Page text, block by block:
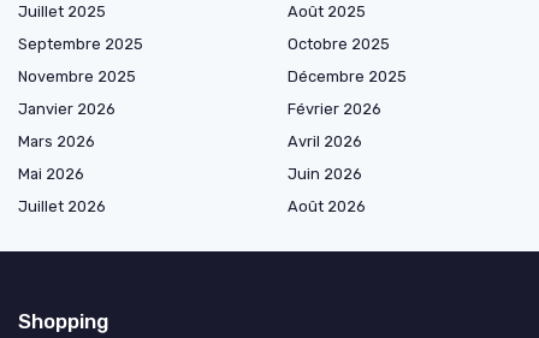
Juillet 2025
Août 2025
Septembre 2025
Octobre 2025
Novembre 2025
Décembre 2025
Janvier 2026
Février 2026
Mars 2026
Avril 2026
Mai 2026
Juin 2026
Juillet 2026
Août 2026
Shopping